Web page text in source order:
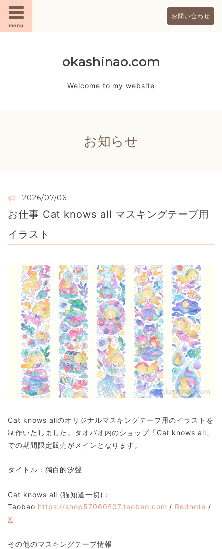
menu
お問い合わせ
okashinao.com
Welcome to my website
お知らせ
2026/07/06
お仕事 Cat knows all マスキングテープ用
イラスト
Cat knows allのオリジナルマスキングテープ用のイラストを
制作いたしました。タオバオ内のショップ「Cat knows all」
での期間限定販売がメインとなります。
タイトル：獨白的汐聲
Cat knows all (猫知道一切)：
Taobao https://shop57060507.taobao.com / Rednote /
X
その他のマスキングテープ情報